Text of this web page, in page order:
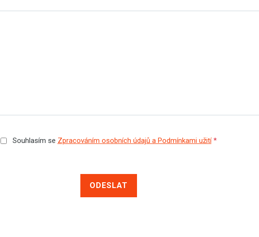
Souhlasím se Zpracováním osobních údajů a Podmínkami užití *
ODESLAT